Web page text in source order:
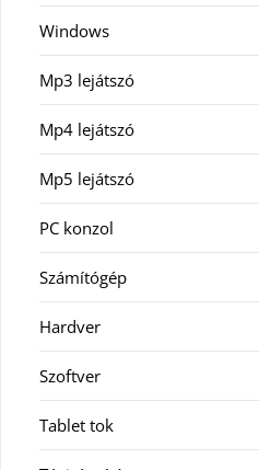
Windows
Mp3 lejátszó
Mp4 lejátszó
Mp5 lejátszó
PC konzol
Számítógép
Hardver
Szoftver
Tablet tok